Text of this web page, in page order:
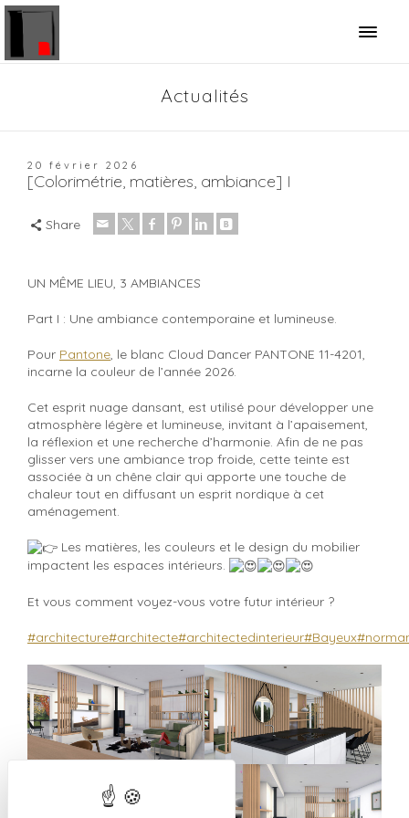
Panneau de gestion des cookies
Actualités
20 février 2026
[Colorimétrie, matières, ambiance] I
Share
UN MÊME LIEU, 3 AMBIANCES
Part I : Une ambiance contemporaine et lumineuse.
Pour Pantone, le blanc Cloud Dancer PANTONE 11-4201,
incarne la couleur de l’année 2026.
Cet esprit nuage dansant, est utilisé pour développer une
atmosphère légère et lumineuse, invitant à l’apaisement,
la réflexion et une recherche d’harmonie. Afin de ne pas
glisser vers une ambiance trop froide, cette teinte est
associée à un chêne clair qui apporte une touche de
chaleur tout en diffusant un esprit nordique à cet
aménagement.
Les matières, les couleurs et le design du mobilier
impactent les espaces intérieurs.
Et vous comment voyez-vous votre futur intérieur ?
#architecture#architecte#architectedinterieur#Bayeux